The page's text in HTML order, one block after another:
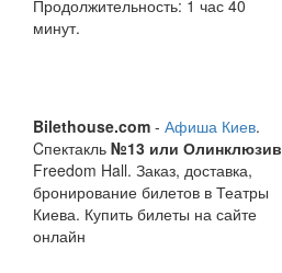
Продолжительность: 1 час 40
минут.
Bilethouse.com - Афиша Киев.
Cпектакль №13 или Олинклюзив
Freedom Hall. Заказ, доставка,
бронирование билетов в Театры
Киева. Купить билеты на сайте
онлайн